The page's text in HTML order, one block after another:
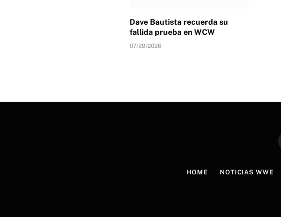
Dave Bautista recuerda su
fallida prueba en WCW
07/29/2026
HOME NOTICIAS WWE